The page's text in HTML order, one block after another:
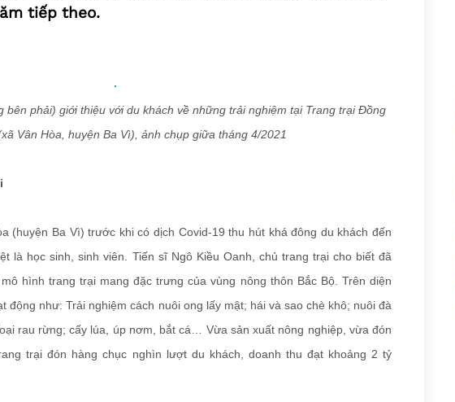
tiếp theo.
bên phải) giới thiệu với du khách về những trải nghiệm tại Trang trại Đồng
Vân Hòa, huyện Ba Vì), ảnh chụp giữa tháng 4/2021
(huyện Ba Vì) trước khi có dịch Covid-19 thu hút khá đông du khách đến
là học sinh, sinh viên. Tiến sĩ Ngô Kiều Oanh, chủ trang trại cho biết đã
hình trang trại mang đặc trưng của vùng nông thôn Bắc Bộ. Trên diện
động như: Trải nghiệm cách nuôi ong lấy mật; hái và sao chè khô; nuôi đà
rau rừng; cấy lúa, úp nơm, bắt cá… Vừa sản xuất nông nghiệp, vừa đón
trại đón hàng chục nghìn lượt du khách, doanh thu đạt khoảng 2 tỷ